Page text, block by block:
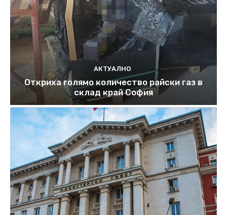
АКТУАЛНО
Откриха голямо количество райски газ в
склад край София